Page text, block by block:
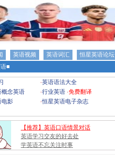
英语视频 英语词汇
恒星英语论坛
■
·英语语法大全
概念英语 ·行业英语 ·免费翻译
电影 ·恒星英语电子杂志
【推荐】英语口语情景对话
英语学习交友的好去处
学英语不忘关注时事